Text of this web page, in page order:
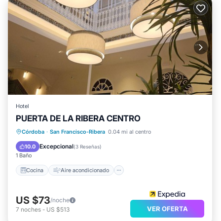
Hotel
PUERTA DE LA RIBERA CENTRO
Córdoba · San Francisco-Ribera 0.04 mi al centro
10.0 Excepcional(3 Reseñas)
1 Baño
Cocina Aire acondicionado
Cocina Aire acondicionado
Apto para niños
US $73/noche
7 noches - US $513 VER OFERTA